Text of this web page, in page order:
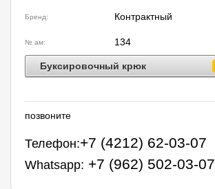
Бренд: Контрактный
№ ам: 134
Буксировочный крюк
позвоните
Телефон:+7 (4212) 62-03-07
Whatsapp: +7 (962) 502-03-07